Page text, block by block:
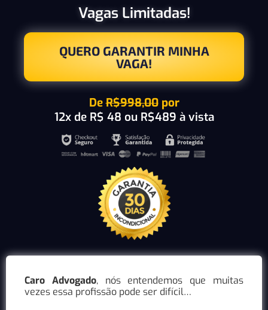
Vagas Limitadas!
QUERO GARANTIR MINHA
VAGA!
DeR$998,00por
12x de R$ 48 ou R$489 à vista
Caro Advogado, nós entendemos que muitas
vezes essa profissão pode ser difícil…